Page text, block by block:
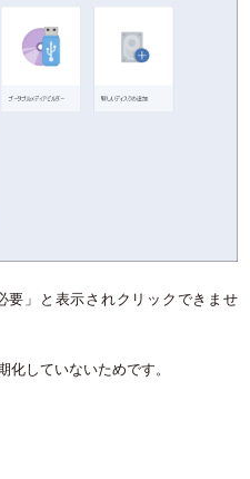
要」と表示されクリックできませ
化していないためです。